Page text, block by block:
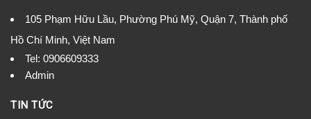
105 Phạm Hữu Lầu, Phường Phú Mỹ, Quận 7, Thành phố
Hồ Chí Minh, Việt Nam
Tel: 0906609333
Admin
TIN TỨC